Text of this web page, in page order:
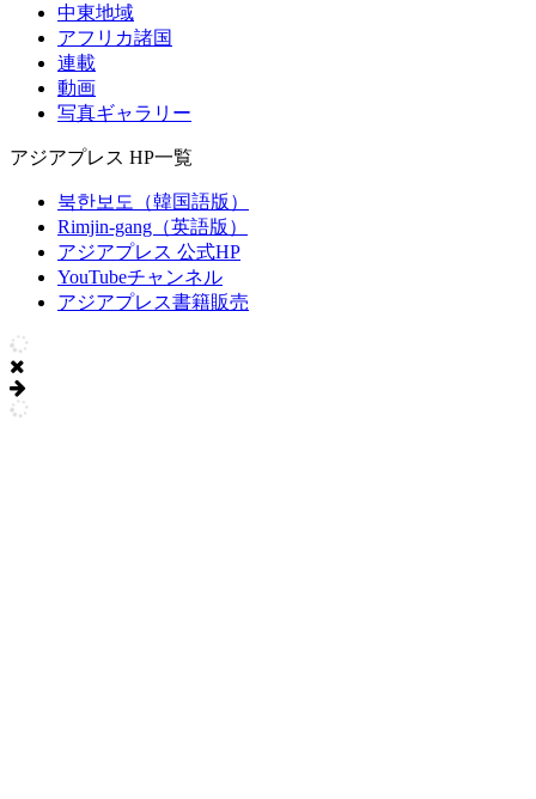
中東地域
アフリカ諸国
連載
動画
写真ギャラリー
アジアプレス HP一覧
북한보도（韓国語版）
Rimjin-gang（英語版）
アジアプレス 公式HP
YouTubeチャンネル
アジアプレス書籍販売